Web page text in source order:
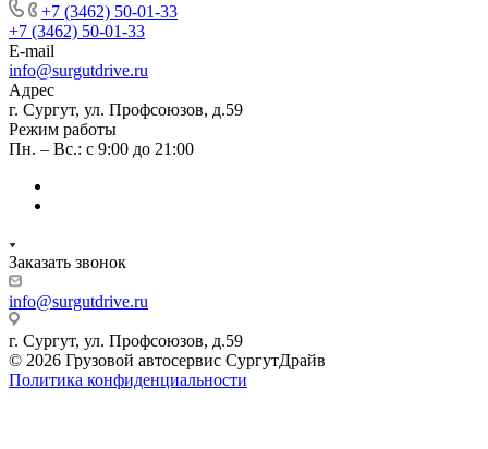
+7 (3462) 50-01-33
+7 (3462) 50-01-33
E-mail
info@surgutdrive.ru
Адрес
г. Сургут, ул. Профсоюзов, д.59
Режим работы
Пн. – Вс.: с 9:00 до 21:00
Заказать звонок
info@surgutdrive.ru
г. Сургут, ул. Профсоюзов, д.59
© 2026 Грузовой автосервис СургутДрайв
Политика конфиденциальности